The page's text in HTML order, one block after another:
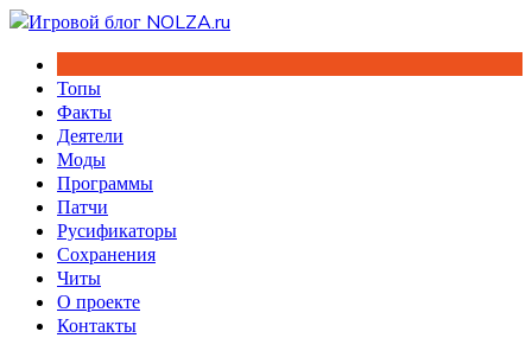
Перейти
содержимому
Топы
Факты
Деятели
Моды
Программы
Патчи
Русификаторы
Сохранения
Читы
О проекте
Контакты